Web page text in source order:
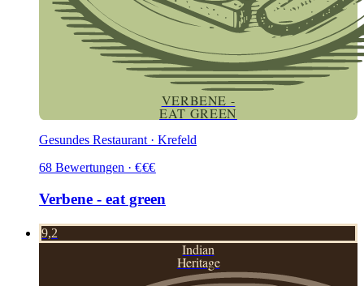
VERBENE -
EAT GREEN
Gesundes Restaurant · Krefeld
68 Bewertungen · €€€
Verbene - eat green
9,2
Indian
Heritage